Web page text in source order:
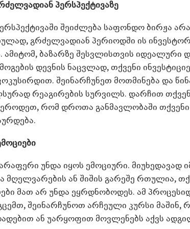
პერსპექტივაზე
შეიძლება საფონდო ბირჟა
გრძელვადიან პერიოდში ის
ბაზარზე შესვლისთვის იდეალური
დევნის ნაცვლად, თქვენი
შეინარჩუნეთ მოთმინება და
რეაგირების სურვილს. დარჩით
რომ დროთა განმავლობაში
უნდა იყოს ემოციური. მიუხედავად
მღელვარების ან შიშის გარეშე რთულია,
მათ არ უნდა ეყრდნობოდეს. ამ
შეინარჩუნოთ არჩეული კურსი მაშინ,
ან უარყოფით მოვლენებს აქვს